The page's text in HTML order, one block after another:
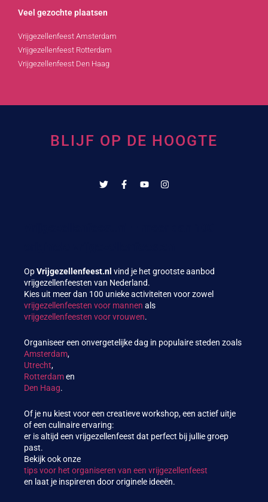
Veel gezochte plaatsen
Vrijgezellenfeest Amsterdam
Vrijgezellenfeest Rotterdam
Vrijgezellenfeest Den Haag
BLIJF OP DE HOOGTE
OpVrijgezellenfeest.nl vind je het grootste aanbod
vrijgezellenfeesten van Nederland.
Kies uit meer dan 100 unieke activiteiten voor zowel
vrijgezellenfeesten voor mannen als
vrijgezellenfeesten voor vrouwen.
Organiseer een onvergetelijke dag in populaire steden zoals
Amsterdam,
Utrecht,
Rotterdamen
Den Haag.
Of je nu kiest voor een creatieve workshop, een actief uitje
of een culinaire ervaring:
er is altijd een vrijgezellenfeest dat perfect bij jullie groep
past.
Bekijk ook onze
tips voor het organiseren van een vrijgezellenfeest
en laat je inspireren door originele ideeën.